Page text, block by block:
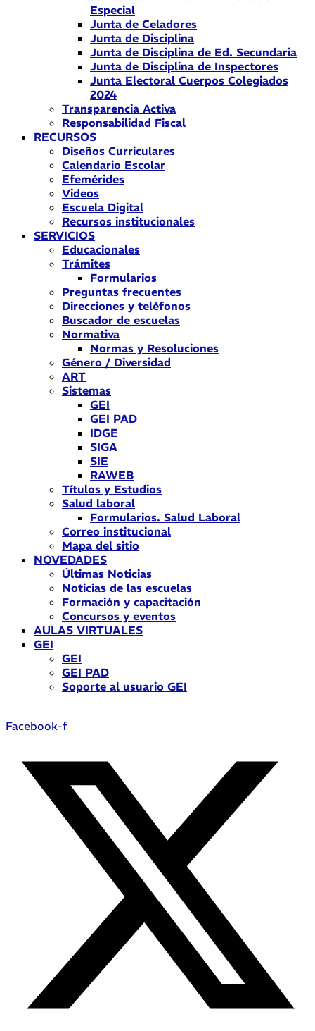
Especial
Junta de Celadores
Junta de Disciplina
Junta de Disciplina de Ed. Secundaria
Junta de Disciplina de Inspectores
Junta Electoral Cuerpos Colegiados
2024
Transparencia Activa
Responsabilidad Fiscal
RECURSOS
Diseños Curriculares
Calendario Escolar
Efemérides
Videos
Escuela Digital
Recursos institucionales
SERVICIOS
Educacionales
Trámites
Formularios
Preguntas frecuentes
Direcciones y teléfonos
Buscador de escuelas
Normativa
Normas y Resoluciones
Género / Diversidad
ART
Sistemas
GEI
GEI PAD
IDGE
SIGA
SIE
RAWEB
Títulos y Estudios
Salud laboral
Formularios. Salud Laboral
Correo institucional
Mapa del sitio
NOVEDADES
Últimas Noticias
Noticias de las escuelas
Formación y capacitación
Concursos y eventos
AULAS VIRTUALES
GEI
GEI
GEI PAD
Soporte al usuario GEI
Facebook-f